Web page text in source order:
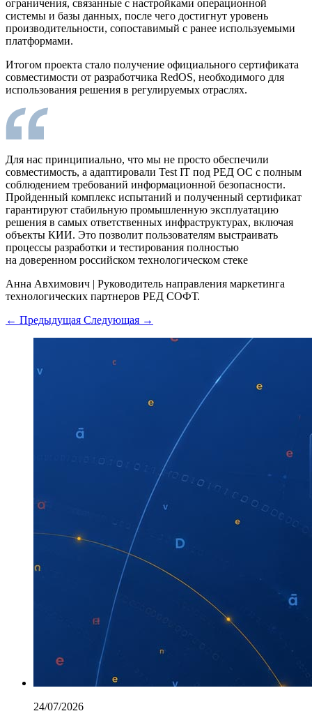
ограничения, связанные с настройками операционной
системы и базы данных, после чего достигнут уровень
производительности, сопоставимый с ранее используемыми
платформами.
Итогом проекта стало получение официального сертификата
совместимости от разработчика RedOS, необходимого для
использования решения в регулируемых отраслях.
Для нас принципиально, что мы не просто обеспечили
совместимость, а адаптировали Test IT под РЕД ОС с полным
соблюдением требований информационной безопасности.
Пройденный комплекс испытаний и полученный сертификат
гарантируют стабильную промышленную эксплуатацию
решения в самых ответственных инфраструктурах, включая
объекты КИИ. Это позволит пользователям выстраивать
процессы разработки и тестирования полностью
на доверенном российском технологическом стеке
Анна Авхимович | Руководитель направления маркетинга
технологических партнеров РЕД СОФТ.
← Предыдущая Следующая →
24/07/2026